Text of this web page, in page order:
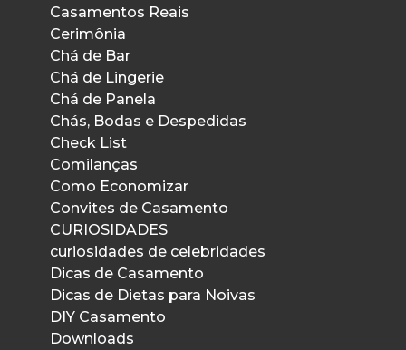
Casamentos Reais
Cerimônia
Chá de Bar
Chá de Lingerie
Chá de Panela
Chás, Bodas e Despedidas
Check List
Comilanças
Como Economizar
Convites de Casamento
CURIOSIDADES
curiosidades de celebridades
Dicas de Casamento
Dicas de Dietas para Noivas
DIY Casamento
Downloads